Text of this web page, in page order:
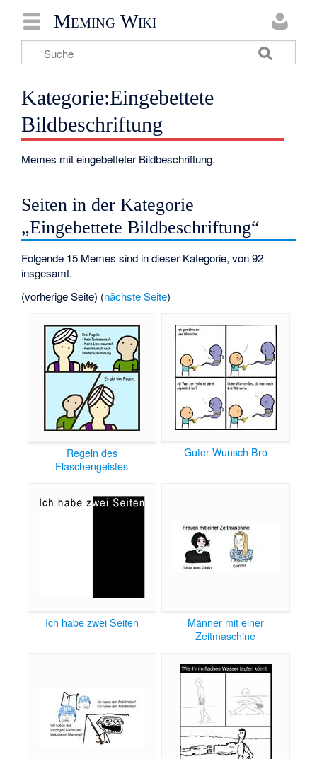
Meming Wiki
Kategorie:Eingebettete
Bildbeschriftung
Memes mit eingebetteter Bildbeschriftung.
Seiten in der Kategorie
„Eingebettete Bildbeschriftung“
Folgende 15 Memes sind in dieser Kategorie, von 92
insgesamt.
(vorherige Seite) (nächste Seite)
Regeln des
Flaschengeistes
Guter Wunsch Bro
Ich habe zwei Seiten
Männer mit einer
Zeitmaschine